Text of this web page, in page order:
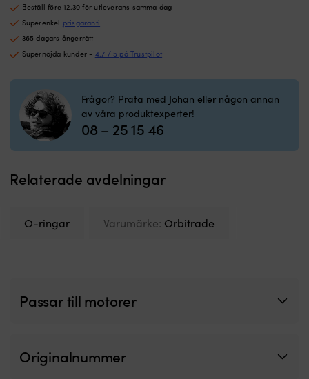
för
Volvo
Penta
DP,
Beställ före 12.30 för utleverans samma dag
Superenkel prisgaranti
365 dagars ångerrätt
Supernöjda kunder - 4.7 / 5 på Trustpilot
Frågor? Prata med Johan eller någon annan
av våra produktexperter!
08 – 25 15 46
Relaterade avdelningar
O-ringar Varumärke: Orbitrade
Passar till motorer
Originalnummer